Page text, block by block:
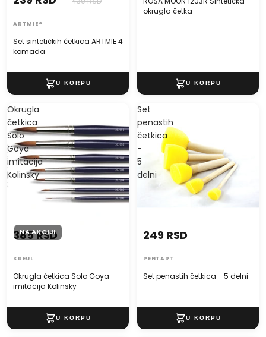
Set sintetičkih četkica ARTMIE 4
komada
ARTMIE®
okrugla četka
Okrugla
četkica
Solo
Goya
imitacija
Kolinsky
NA AKCIJI
Okrugla četkica Solo Goya
imitacija Kolinsky
385 RSD
KREUL
Set
penastih
četkica
-
5
delni
Set penastih četkica - 5 delni
249 RSD
PENTART